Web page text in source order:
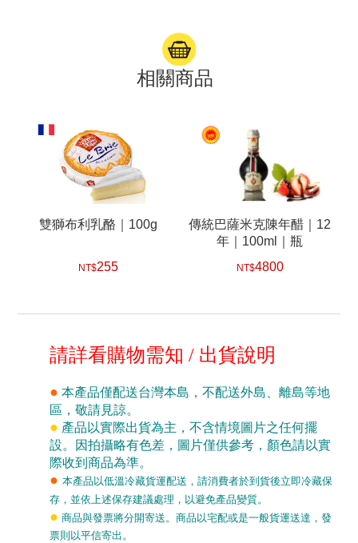
相關商品
雙獅布利乳酪｜100g
255
傳統巴薩米克陳年醋｜12
年｜100ml｜瓶
4800
請詳看購物需知 / 出貨說明
● 本產品僅配送台灣本島，不配送外島、離島等地
區，敬請見諒。
● 產品以實際出貨為主，不含情境圖片之任何擺
設。因拍攝略有色差，圖片僅供參考，顏色請以實
際收到商品為準。
●本產品以低溫冷藏貨運配送，請消費者於到貨後立即冷藏保
存，並依上述保存建議處理，以避免產品變質。
● 商品與發票將分開寄送。商品以宅配或是一般貨運送達，發
票則以平信寄出。